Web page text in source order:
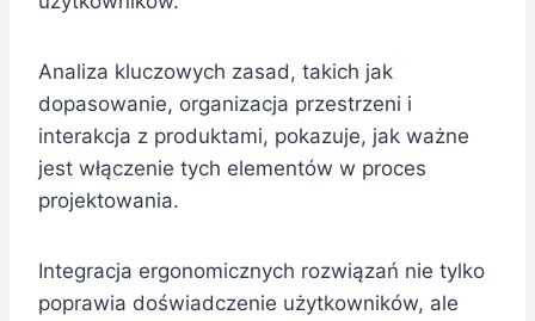
Analiza kluczowych zasad, takich jak
dopasowanie, organizacja przestrzeni i
interakcja z produktami, pokazuje, jak ważne
jest włączenie tych elementów w proces
projektowania.
Integracja ergonomicznych rozwiązań nie tylko
poprawia doświadczenie użytkowników, ale